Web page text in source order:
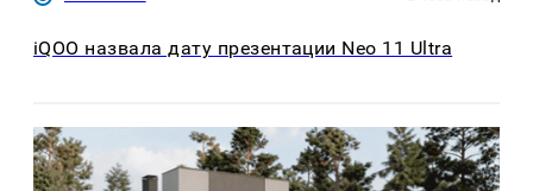
iQOO назвала дату презентации Neo 11 Ultra